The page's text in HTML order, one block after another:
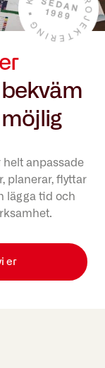
helt anpassade
planerar, flyttar
lägga tid och
er